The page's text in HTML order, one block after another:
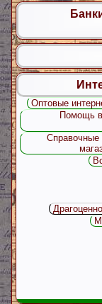
Оптовые
Помощь в
Справочные